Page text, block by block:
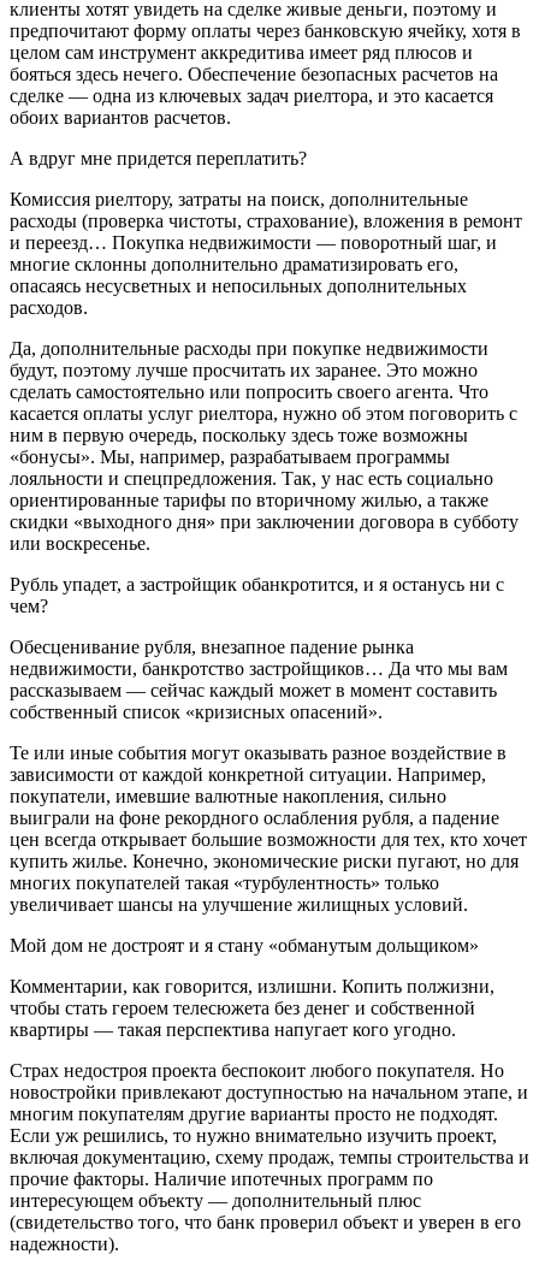
клиенты хотят увидеть на сделке живые деньги, поэтому и
предпочитают форму оплаты через банковскую ячейку, хотя в
целом сам инструмент аккредитива имеет ряд плюсов и
бояться здесь нечего. Обеспечение безопасных расчетов на
сделке — одна из ключевых задач риелтора, и это касается
обоих вариантов расчетов.
А вдруг мне придется переплатить?
Комиссия риелтору, затраты на поиск, дополнительные
расходы (проверка чистоты, страхование), вложения в ремонт
и переезд… Покупка недвижимости — поворотный шаг, и
многие склонны дополнительно драматизировать его,
опасаясь несусветных и непосильных дополнительных
расходов.
Да, дополнительные расходы при покупке недвижимости
будут, поэтому лучше просчитать их заранее. Это можно
сделать самостоятельно или попросить своего агента. Что
касается оплаты услуг риелтора, нужно об этом поговорить с
ним в первую очередь, поскольку здесь тоже возможны
«бонусы». Мы, например, разрабатываем программы
лояльности и спецпредложения. Так, у нас есть социально
ориентированные тарифы по вторичному жилью, а также
скидки «выходного дня» при заключении договора в субботу
или воскресенье.
Рубль упадет, а застройщик обанкротится, и я останусь ни с
чем?
Обесценивание рубля, внезапное падение рынка
недвижимости, банкротство застройщиков… Да что мы вам
рассказываем — сейчас каждый может в момент составить
собственный список «кризисных опасений».
Те или иные события могут оказывать разное воздействие в
зависимости от каждой конкретной ситуации. Например,
покупатели, имевшие валютные накопления, сильно
выиграли на фоне рекордного ослабления рубля, а падение
цен всегда открывает большие возможности для тех, кто хочет
купить жилье. Конечно, экономические риски пугают, но для
многих покупателей такая «турбулентность» только
увеличивает шансы на улучшение жилищных условий.
Мой дом не достроят и я стану «обманутым дольщиком»
Комментарии, как говорится, излишни. Копить полжизни,
чтобы стать героем телесюжета без денег и собственной
квартиры — такая перспектива напугает кого угодно.
Страх недостроя проекта беспокоит любого покупателя. Но
новостройки привлекают доступностью на начальном этапе, и
многим покупателям другие варианты просто не подходят.
Если уж решились, то нужно внимательно изучить проект,
включая документацию, схему продаж, темпы строительства и
прочие факторы. Наличие ипотечных программ по
интересующем объекту — дополнительный плюс
(свидетельство того, что банк проверил объект и уверен в его
надежности).